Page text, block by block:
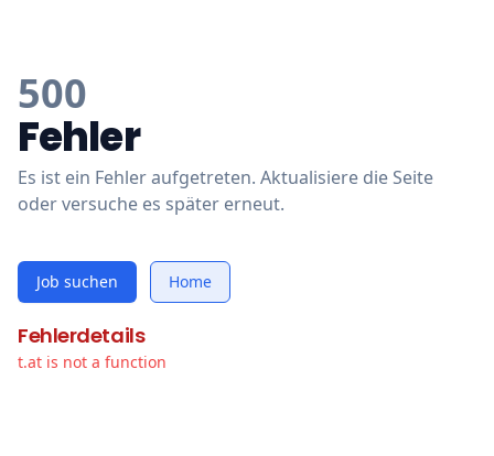
500
Fehler
Es ist ein Fehler aufgetreten. Aktualisiere die Seite
oder versuche es später erneut.
Job suchen Home
Fehlerdetails
t.at is not a function